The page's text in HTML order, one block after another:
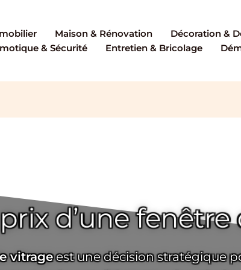
Maison & Rénovation Décoration &
& Sécurité
Entretien & Bricolage
d’une
vitrageest une décision stratégique